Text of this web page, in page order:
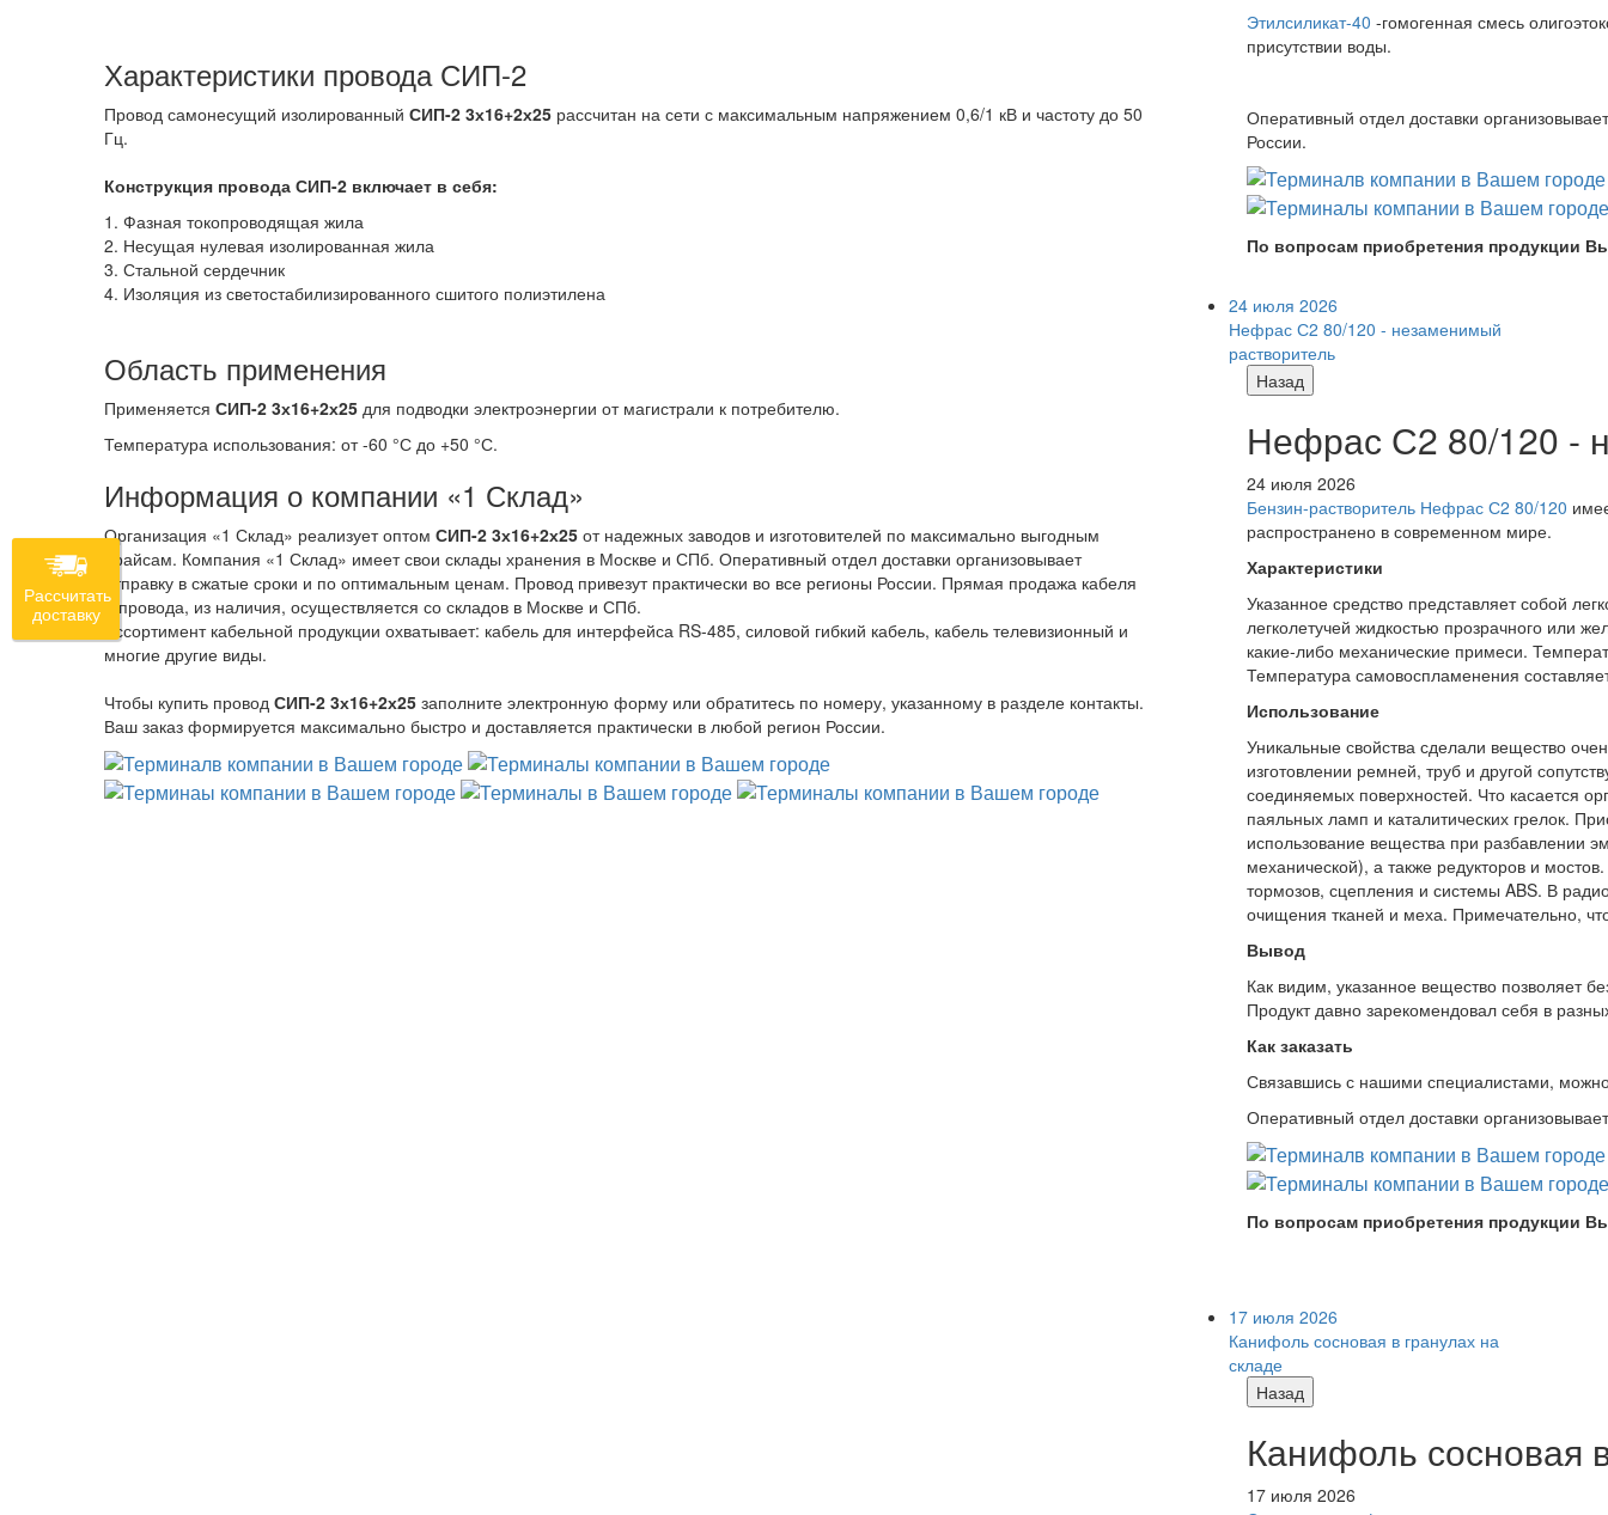
Характеристики провода СИП-2
Провод самонесущий изолированный СИП-2 3х16+2х25 рассчитан на сети с максимальным напряжением 0,6/1 кВ и частоту до 50
Гц.
Конструкция провода СИП-2 включает в себя:
1. Фазная токопроводящая жила
2. Несущая нулевая изолированная жила
3. Стальной сердечник
4. Изоляция из светостабилизированного сшитого полиэтилена
Область применения
Применяется СИП-2 3х16+2х25 для подводки электроэнергии от магистрали к потребителю.
Температура использования: от -60 °С до +50 °С.
Информация о компании «1 Склад»
Организация «1 Склад» реализует оптом СИП-2 3х16+2х25 от надежных заводов и изготовителей по максимально выгодным
прайсам. Компания «1 Склад» имеет свои склады хранения в Москве и СПб. Оперативный отдел доставки организовывает
отправку в сжатые сроки и по оптимальным ценам. Провод привезут практически во все регионы России. Прямая продажа кабеля
и провода, из наличия, осуществляется со складов в Москве и СПб.
Ассортимент кабельной продукции охватывает: кабель для интерфейса RS-485, силовой гибкий кабель, кабель телевизионный и
многие другие виды.
Чтобы купить провод СИП-2 3х16+2х25 заполните электронную форму или обратитесь по номеру, указанному в разделе контакты.
Ваш заказ формируется максимально быстро и доставляется практически в любой регион России.
Этилсиликат-40 -гомогенная смесь
присутствии воды.
Оперативный отдел доставки
России.
По вопросам приобретения продукции
24 июля 2026
Нефрас С2 80/120 - незаменимый
растворитель
Назад
Нефрас С2 80/120 -
24 июля 2026
Бензин-растворитель Нефрас С2 80/120
распространено в современном мире.
Характеристики
Указанное средство представляет собой
легколетучей жидкостью прозрачного или
какие-либо механические примеси.
Температура самовоспламенения
Использование
Уникальные свойства сделали вещество
изготовлении ремней, труб и другой
соединяемых поверхностей. Что касается
паяльных ламп и каталитических грелок.
использование вещества при разбавлении
механической), а также редукторов и
тормозов, сцепления и системы ABS. В
очищения тканей и меха. Примечательно,
Вывод
Как видим, указанное вещество позволяет
Продукт давно зарекомендовал себя в
Как заказать
Связавшись с нашими специалистами,
Оперативный отдел доставки
По вопросам приобретения продукции
17 июля 2026
Канифоль сосновая в гранулах на
складе
Назад
Канифоль сосновая
17 июля 2026
Рассчитать
доставку